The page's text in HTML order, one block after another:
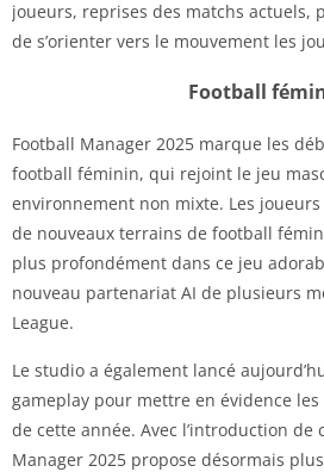
joueurs, reprises des matchs actuels,
de s’orienter vers le mouvement les
Football
Football Manager 2025 marque les
football féminin, qui rejoint le jeu
environnement non mixte. Les
de nouveaux terrains de football
plus profondément dans ce jeu
nouveau partenariat AI de plusieurs
League.
Le studio a également lancé
gameplay pour mettre en évidence
de cette année. Avec l’introduction de
Manager 2025 propose désormais